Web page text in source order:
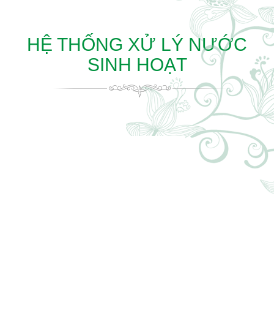
HỆ THỐNG XỬ LÝ NƯỚC
SINH HOẠT